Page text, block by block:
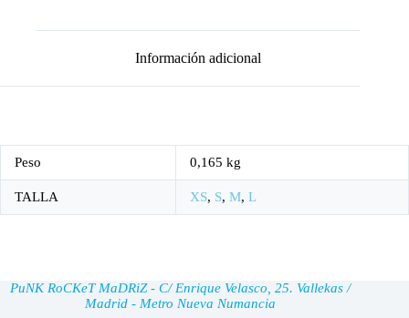
Información adicional
Peso 0,165 kg
TALLA XS, S, M, L
PuNK RoCKeT MaDRiZ - C/ Enrique Velasco, 25. Vallekas /
Madrid - Metro Nueva Numancia